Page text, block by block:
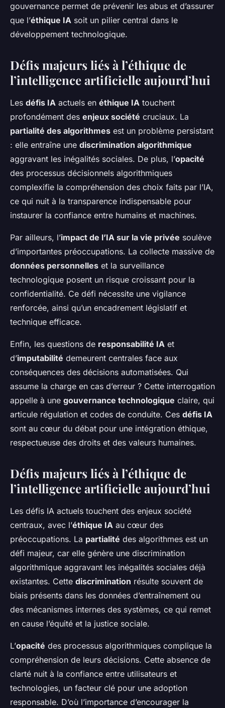
gouvernance permet de prévenir les abus et d’assurer
que l’éthique IA soit un pilier central dans le
développement technologique.
Défis majeurs liés à l’éthique de
l’intelligence artificielle aujourd’hui
Les défis IA actuels en éthique IA touchent
profondément des enjeux société cruciaux. La
partialité des algorithmes est un problème persistant
: elle entraîne une discrimination algorithmique
aggravant les inégalités sociales. De plus, l’opacité
des processus décisionnels algorithmiques
complexifie la compréhension des choix faits par l’IA,
ce qui nuit à la transparence indispensable pour
instaurer la confiance entre humains et machines.
Par ailleurs, l’impact de l’IA sur la vie privée soulève
d’importantes préoccupations. La collecte massive de
données personnelles et la surveillance
technologique posent un risque croissant pour la
confidentialité. Ce défi nécessite une vigilance
renforcée, ainsi qu’un encadrement législatif et
technique efficace.
Enfin, les questions de responsabilité IA et
d’imputabilité demeurent centrales face aux
conséquences des décisions automatisées. Qui
assume la charge en cas d’erreur ? Cette interrogation
appelle à une gouvernance technologique claire, qui
articule régulation et codes de conduite. Ces défis IA
sont au cœur du débat pour une intégration éthique,
respectueuse des droits et des valeurs humaines.
Défis majeurs liés à l’éthique de
l’intelligence artificielle aujourd’hui
Les défis IA actuels touchent des enjeux société
centraux, avec l’éthique IA au cœur des
préoccupations. La partialité des algorithmes est un
défi majeur, car elle génère une discrimination
algorithmique aggravant les inégalités sociales déjà
existantes. Cette discrimination résulte souvent de
biais présents dans les données d’entraînement ou
des mécanismes internes des systèmes, ce qui remet
en cause l’équité et la justice sociale.
L’opacité des processus algorithmiques complique la
compréhension de leurs décisions. Cette absence de
clarté nuit à la confiance entre utilisateurs et
technologies, un facteur clé pour une adoption
responsable. D’où l’importance d’encourager la